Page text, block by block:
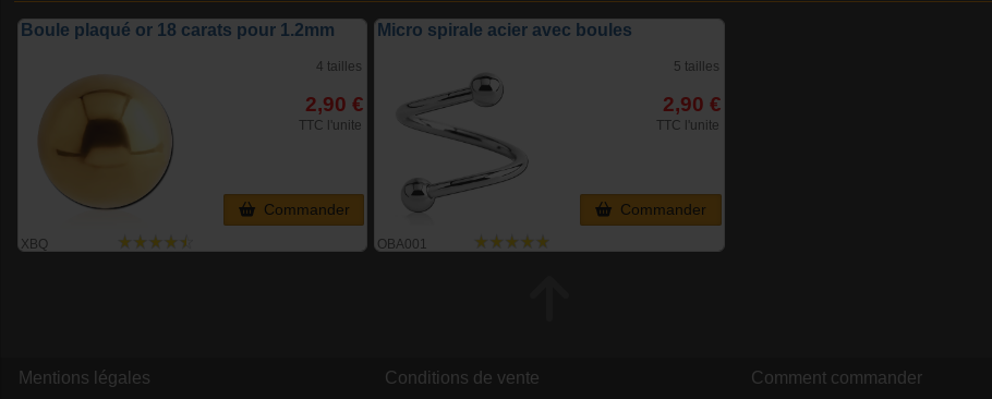
Boule plaqué or 18 carats pour 1.2mm
XBQ
4 tailles
2,90 €
TTC l'unite
Commander
Micro spirale acier avec boules
OBA001
5 tailles
2,90 €
TTC l'unite
Commander
Mentions légales Conditions de vente
Comment commander